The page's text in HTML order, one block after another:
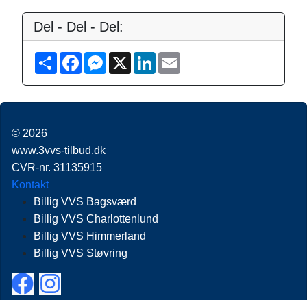
Del - Del - Del:
S
h
e
F
b
M
e
X
L
e
l
© 2026
www.3vvs-tilbud.dk
CVR-nr. 31135915
Kontakt
Billig VVS Bagsværd
Billig VVS Charlottenlund
Billig VVS Himmerland
Billig VVS Støvring